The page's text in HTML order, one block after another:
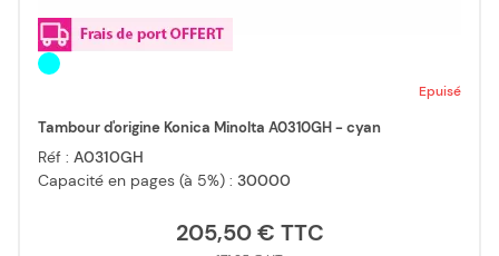
Epuisé
Tambour d'origine Konica Minolta A0310GH - cyan
Réf : A0310GH
Capacité en pages (à 5%) : 30000
205,50 €